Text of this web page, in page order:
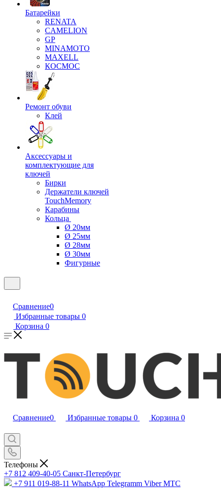
Батарейки
RENATA
CAMELION
GP
MINAMOTO
MAXELL
КОСМОС
Ремонт обуви
Клей
Аксессуары и
комплектующие для
ключей
Бирки
Держатели ключей
TouchMemory
Карабины
Кольца
Ø 20мм
Ø 25мм
Ø 28мм
Ø 30мм
Фигурные
Сравнение0
Избранные товары 0
Корзина 0
Сравнение0 Избранные товары 0 Корзина 0
Телефоны
+7 812 409-40-05 Санĸт-Петербург
+7 911 019-88-11 WhatsApp Telegramm Viber МТС